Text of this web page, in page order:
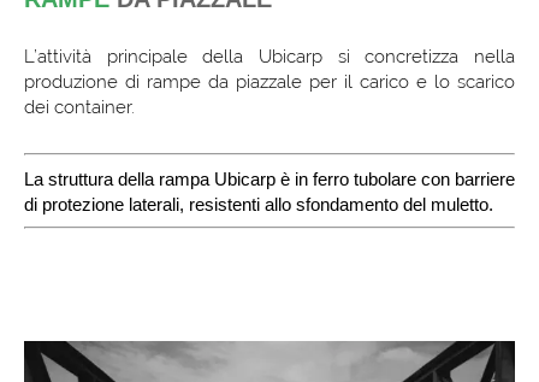
L’attività principale della Ubicarp si concretizza nella
produzione di rampe da piazzale per il carico e lo scarico
dei container.
La struttura della rampa Ubicarp è in ferro tubolare con barriere
di protezione laterali, resistenti allo sfondamento del muletto.